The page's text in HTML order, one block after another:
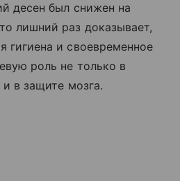
десен был снижен на
лишний раз доказывает,
гигиена и своевременное
роль не только в
в защите мозга.